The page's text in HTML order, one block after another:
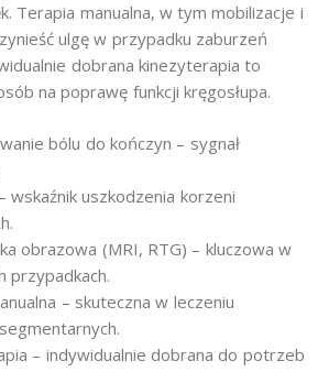
Terapia manualna, w tym mobilizacje i
ulgę w przypadku zaburzeń
dobrana kinezyterapia to
na poprawę funkcji kręgosłupa.
bólu do kończyn – sygnał
wskaźnik uszkodzenia korzeni
obrazowa (MRI, RTG) – kluczowa w
przypadkach.
– skuteczna w leczeniu
– indywidualnie dobrana do potrzeb